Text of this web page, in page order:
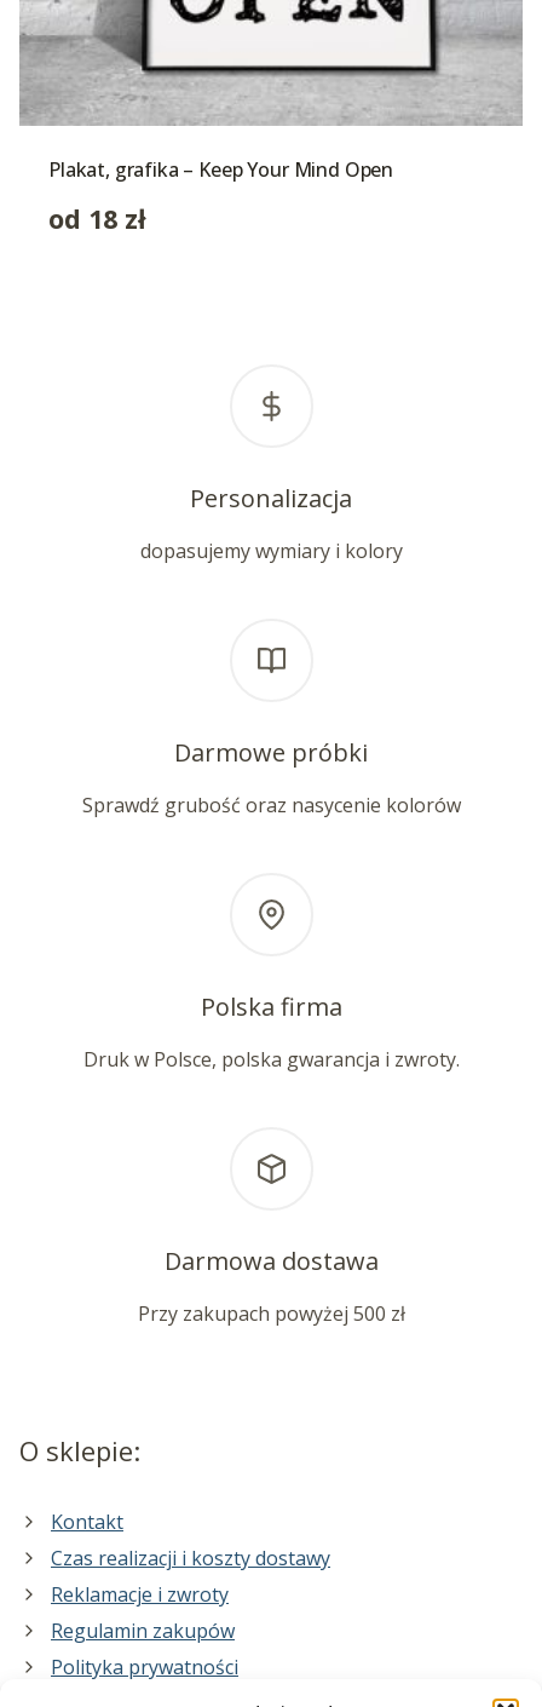
Plakat, grafika – Keep Your Mind Open
od 18 zł
Personalizacja
dopasujemy wymiary i kolory
Darmowe próbki
Sprawdź grubość oraz nasycenie kolorów
Polska firma
Druk w Polsce, polska gwarancja i zwroty.
Darmowa dostawa
Przy zakupach powyżej 500 zł
O sklepie:
Kontakt
Czas realizacji i koszty dostawy
Reklamacje i zwroty
Regulamin zakupów
Polityka prywatności